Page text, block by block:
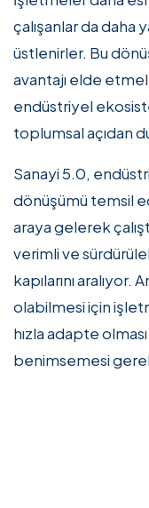
çalışanlar da daha
üstlenirler. Bu
avantajı elde
endüstriyel
toplumsal açıdan
Sanayi 5.0,
dönüşümü temsil
araya gelerek
verimli ve
kapılarını aralıyor.
olabilmesi için
hızla adapte
benimsemesi